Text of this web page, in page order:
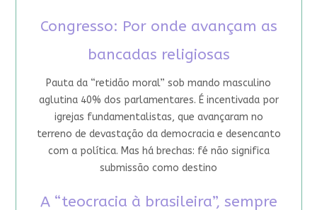
Congresso: Por onde avançam as
bancadas religiosas
Pauta da “retidão moral” sob mando masculino
aglutina 40% dos parlamentares. É incentivada por
igrejas fundamentalistas, que avançaram no
terreno de devastação da democracia e desencanto
com a política. Mas há brechas: fé não significa
submissão como destino
A “teocracia à brasileira”, sempre